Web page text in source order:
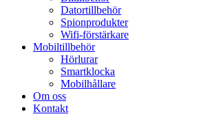
Datortillbehör
Spionprodukter
Wifi-förstärkare
Mobiltillbehör
Hörlurar
Smartklocka
Mobilhållare
Om oss
Kontakt